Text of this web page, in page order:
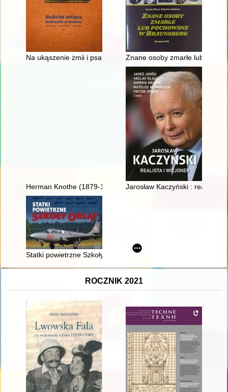
Na ukąszenie żmii i psa wściekłego" : receptury na
Znane osoby zmarłe lub
Herman Knothe (1879-1961) : twórca historii polskiego
Jarosław Kaczyński : realista i
Statki powietrzne Szkoły Orląt 1925-2025
ROCZNIK 2021